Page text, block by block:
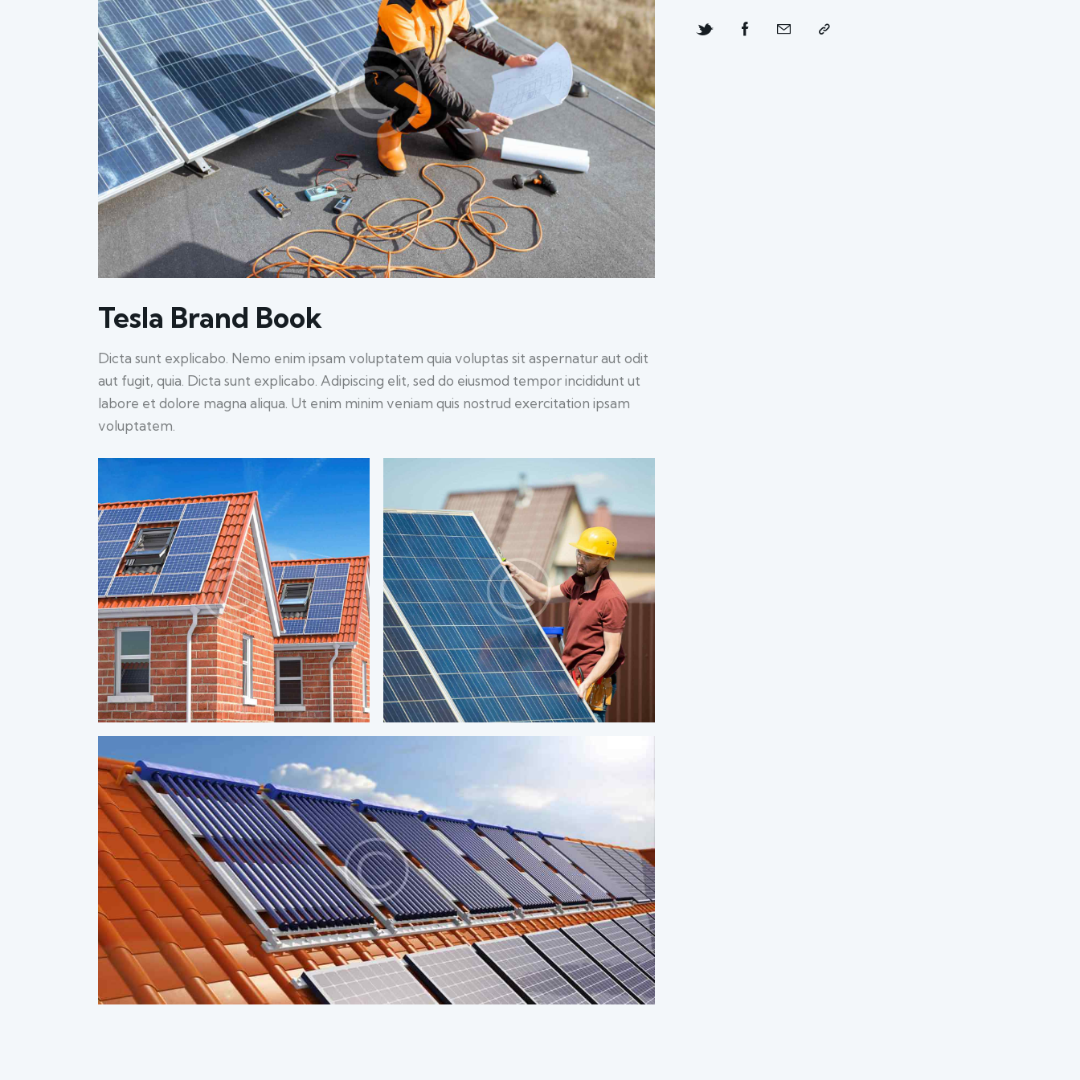
Tesla Brand Book
Dicta sunt explicabo. Nemo enim ipsam voluptatem quia voluptas sit aspernatur aut odit
aut fugit, quia. Dicta sunt explicabo. Adipiscing elit, sed do eiusmod tempor incididunt ut
labore et dolore magna aliqua. Ut enim minim veniam quis nostrud exercitation ipsam
voluptatem.